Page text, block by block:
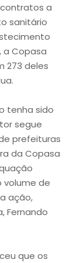
a
sanitário
a Copasa
273 deles
tenha sido
segue
prefeituras
da Copasa
volume de
ação,
Fernando
que os